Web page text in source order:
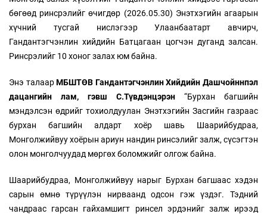
бөгөөд ринсрэлийг өчигдөр (2026.05.30) Энэтхэгийн агаарын
хүчний тусгай нислэгээр Улаанбаатарт авчирч,
Гандантэгчэнлин хийдийн Батцагаан цогчэн дуганд залсан.
Ринсрэлийг 10 хоног залах юм байна.
Энэ талаарМБШТӨВ Гандантэгчэнлин Хийдийн Дашчойннпэл
дацангийн лам, гэвш С.Түвдэнцэрэн “Бурхан багшийн
мэндэлсэн өдрийг тохиолдуулан Энэтхэгийн Засгийн газраас
бурхан багшийн алдарт хоёр шавь Шаарийбудраа,
Монголжийвуу хоёрын ариун нандин ринсэлийг залж, сүсэгтэн
олон монголчуудад мөргөх боломжийг олгож байна.
Шаарийбудраа, Монголжийвуу нарыг Бурхан багшаас хэдэн
сарын өмнө түрүүлэн нирваанд одсон гэж үздэг. Тэдний
чандраас гарсан гайхамшигт ринсел эрдэнийг залж ирээд